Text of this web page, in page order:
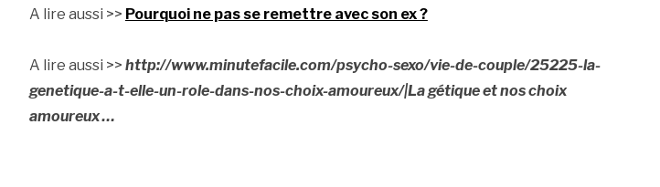
A lire aussi >> Pourquoi ne pas se remettre avec son ex ?
A lire aussi >> http://www.minutefacile.com/psycho-sexo/vie-de-couple/25225-la-
genetique-a-t-elle-un-role-dans-nos-choix-amoureux/|La gétique et nos choix
amoureux …